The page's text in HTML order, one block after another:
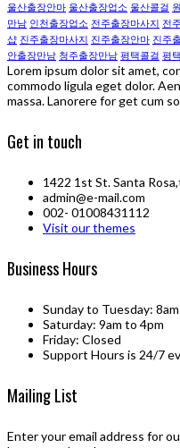
울산출장안마 울산출장업소 울산콜걸
만남 인천출장업소 전주출장마사지 전
샵 진주출장마사지 진주출장안마 진주
안출장만남 청주출장만남 평택콜걸 평
Lorem ipsum dolor sit amet,
commodo ligula eget dolor.
massa. Lanorere for get cum
Get in touch
1422 1st St. Santa
admin@e-mail.com
002- 01008431112
Visit our themes
Business Hours
Sunday to Tuesday:
Saturday: 9am to 4pm
Friday: Closed
Support Hours is 24/7
Mailing List
Enter your email address for